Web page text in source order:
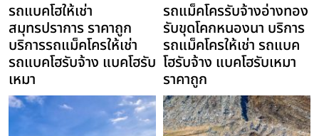
รถแบคโฮให้เช่า
สมุทรปราการ ราคาถูก
บริการรถแม็คโครให้เช่า
รถแบคโฮรับจ้าง แบคโฮรับ
เหมา
รถแม็คโครรับจ้างอ่างทอง
รับขุดโคกหนองนา บริการ
รถแม็คโครให้เช่า รถแบค
โฮรับจ้าง แบคโฮรับเหมา
ราคาถูก